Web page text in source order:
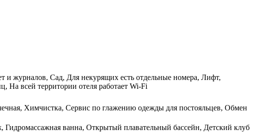
и журналов, Сад, Для некурящих есть отдельные номера, Лифт,
На всей территории отеля работает Wi-Fi
Химчистка, Сервис по глажению одежды для постояльцев, Обмен
ванна, Открытый плавательный бассейн, Детский клуб